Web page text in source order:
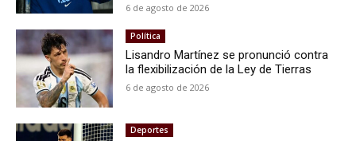
6 de agosto de 2026
Política
Lisandro Martínez se pronunció contra
la flexibilización de la Ley de Tierras
6 de agosto de 2026
Deportes